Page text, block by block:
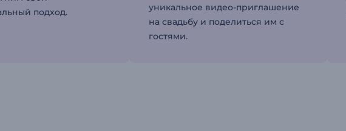
подход.
уникальное видео-приглашение
на свадьбу и поделиться им с
гостями.